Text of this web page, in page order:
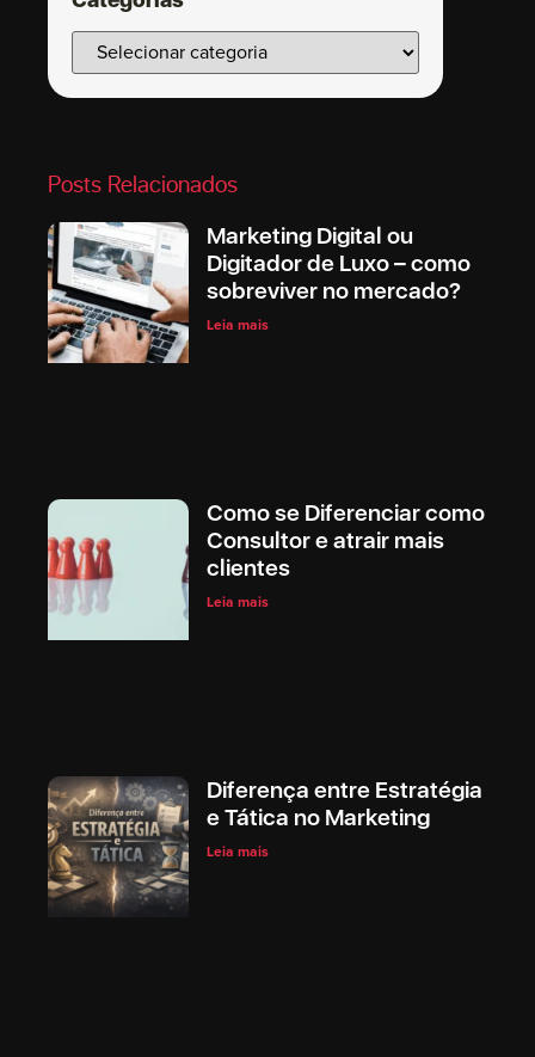
Posts Relacionados
Marketing Digital ou
Digitador de Luxo – como
sobreviver no mercado?
Leia mais
Como se Diferenciar como
Consultor e atrair mais
clientes
Leia mais
Diferença entre Estratégia
e Tática no Marketing
Leia mais